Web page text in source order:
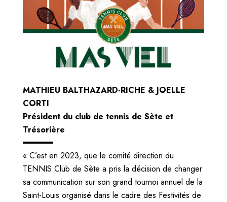
MATHIEU BALTHAZARD-RICHE & JOELLE
CORTI
Président du club de tennis de Sète et
Trésorière
« C’est en 2023, que le comité direction du
TENNIS Club de Sète a pris la décision de changer
sa communication sur son grand tournoi annuel de la
Saint-Louis organisé dans le cadre des Festivités de